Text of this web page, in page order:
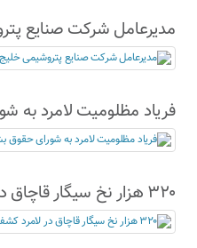
مدیرعامل شرکت صنایع
شد
فریاد مظلومیت لامرد به
رسید
۳۲۰ هزار نخ سیگار قاچاق در لامرد کشف شد